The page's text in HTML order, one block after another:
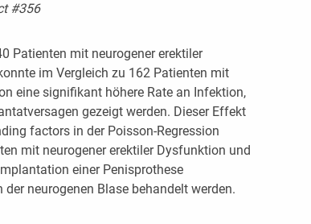
#356
Patienten mit neurogener erektiler
im Vergleich zu 162 Patienten mit
eine signifikant höhere Rate an Infektion,
gezeigt werden. Dieser Effekt
factors in der Poisson-Regression
mit neurogener erektiler Dysfunktion und
einer Penisprothese
neurogenen Blase behandelt werden.